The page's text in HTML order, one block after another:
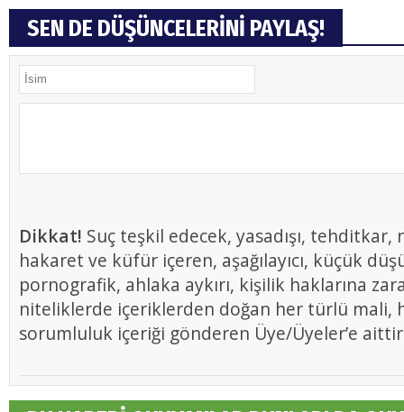
SEN DE DÜŞÜNCELERİNİ PAYLAŞ!
Dikkat! Suç teşkil edecek, yasadışı, tehditkar,
hakaret ve küfür içeren, aşağılayıcı, küçük
pornografik, ahlaka aykırı, kişilik haklarına
niteliklerde içeriklerden doğan her türlü mali,
sorumluluk içeriği gönderen Üye/Üyeler’e